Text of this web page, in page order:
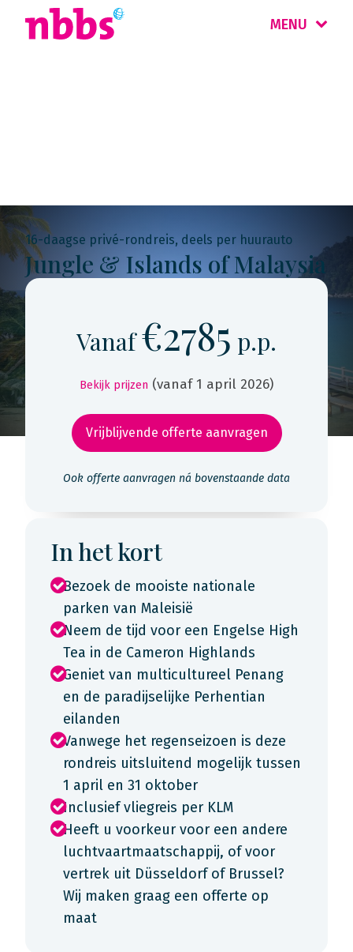
MENU
16-daagse privé-rondreis, deels per huurauto
Jungle & Islands of Malaysia
Vanaf€2785 p.p.
Bekijk prijzen (vanaf 1 april 2026)
Vrijblijvende offerte aanvragen
Ook offerte aanvragen ná bovenstaande data
In het kort
Bezoek de mooiste nationale
parken van Maleisië
Neem de tijd voor een Engelse High
Tea in de Cameron Highlands
Geniet van multicultureel Penang
en de paradijselijke Perhentian
eilanden
Vanwege het regenseizoen is deze
rondreis uitsluitend mogelijk tussen
1 april en 31 oktober
Inclusief vliegreis per KLM
Heeft u voorkeur voor een andere
luchtvaartmaatschappij, of voor
vertrek uit Düsseldorf of Brussel?
Wij maken graag een offerte op
maat